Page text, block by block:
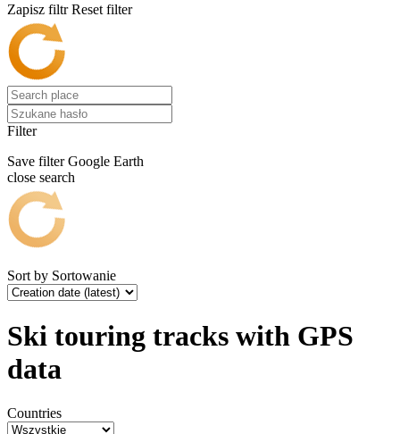
Zapisz filtr Reset filter
Filter
Save filter Google Earth
close search
Sort by Sortowanie
Ski touring tracks with GPS
data
Countries